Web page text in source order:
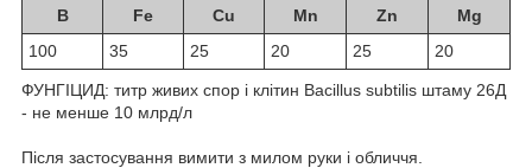
B
Fe Cu Mn Zn
Mg
100
35 25 20 25 20
ФУНГІЦИД: титр живих спор і клітин Bacillus subtilis штаму 26Д
- не менше 10 млрд/л
Після застосування вимити з милом руки і обличчя.